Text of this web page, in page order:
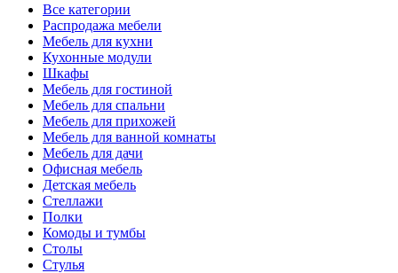
Все категории
Распродажа мебели
Мебель для кухни
Кухонные модули
Шкафы
Мебель для гостиной
Мебель для спальни
Мебель для прихожей
Мебель для ванной комнаты
Мебель для дачи
Офисная мебель
Детская мебель
Стеллажи
Полки
Комоды и тумбы
Столы
Стулья